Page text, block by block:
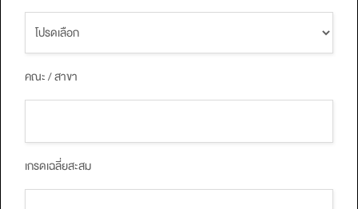
คณะ / สาขา
เกรดเฉลี่ยสะสม